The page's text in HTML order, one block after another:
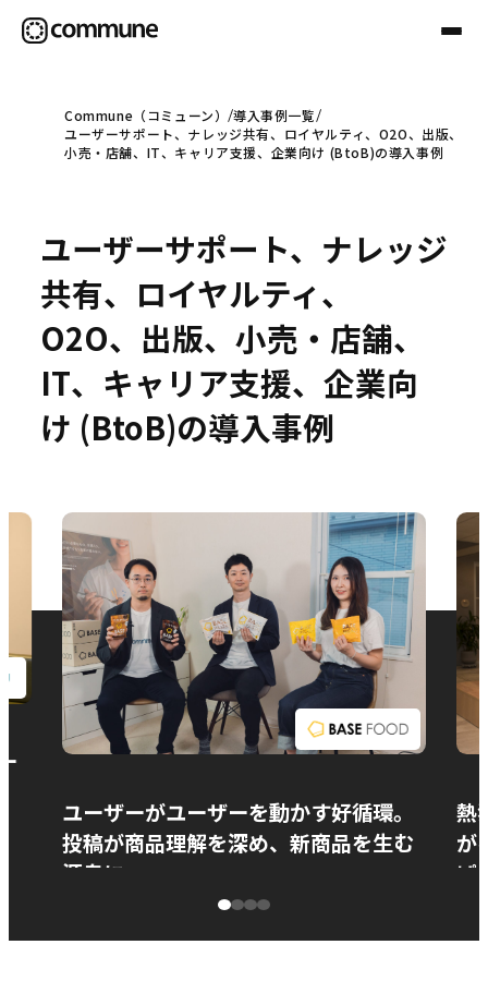
Communeについて
事例
セミナー
お問い合わせ
Commune（コミューン）
導入事例一覧
ユーザーサポート、ナレッジ共有、ロイヤルティ、O2O、出版、
小売・店舗、IT、キャリア支援、企業向け (BtoB)の導入事例
ユーザーサポート、ナレッジ
共有、ロイヤルティ、
O2O、出版、小売・店舗、
IT、キャリア支援、企業向
け (BtoB)の導入事例
ユーザーがユーザーを動かす好循環。
投稿が商品理解を深め、新商品を生む
源泉に
熱
が
ぱ